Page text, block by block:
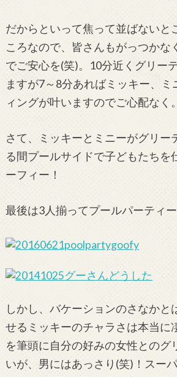
だからといって焦って並ばないと
ころなので、皆さんもがっつかな
でご安心を(笑)。10分近くグリー
ますが7～8分あればミッキー、ミ
ィングが叶いますのでご心配なく。
さて、ミッキーとミニーがグリー
る間プールサイドで子どもたちを
ーフィー！
最後は3人揃ってプールパーティー
しかし、バケーションのさなかと
せるミッキーのチャラさは本当に
を筆頭に自分の好みの女性とのグ
いが、男にはあっさり(笑)！スー